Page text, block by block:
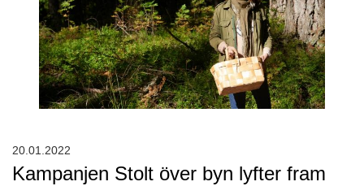
Kampanjen Stolt över byn lyfter fram
20.01.2022